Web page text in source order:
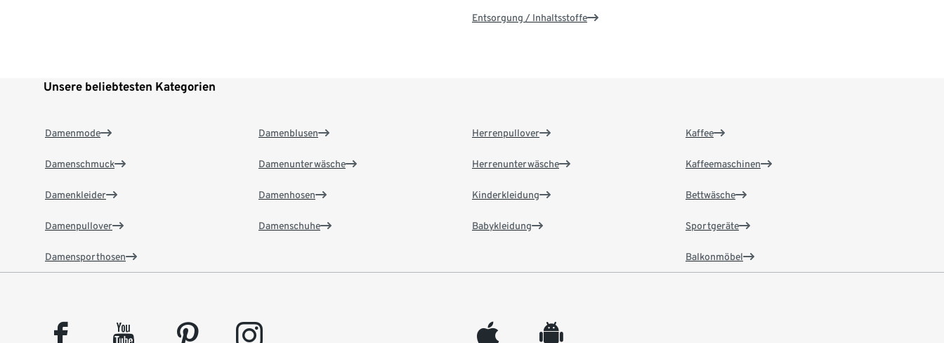
Entsorgung / Inhaltsstoffe
Unsere beliebtesten Kategorien
Damenmode
Damenschmuck
Damenkleider
Damenpullover
Damensporthosen
Damenblusen
Damenunterwäsche
Damenhosen
Damenschuhe
Herrenpullover
Herrenunterwäsche
Kinderkleidung
Babykleidung
Kaffee
Kaffeemaschinen
Bettwäsche
Sportgeräte
Balkonmöbel
facebook youtube pinterest instagram appleinc android